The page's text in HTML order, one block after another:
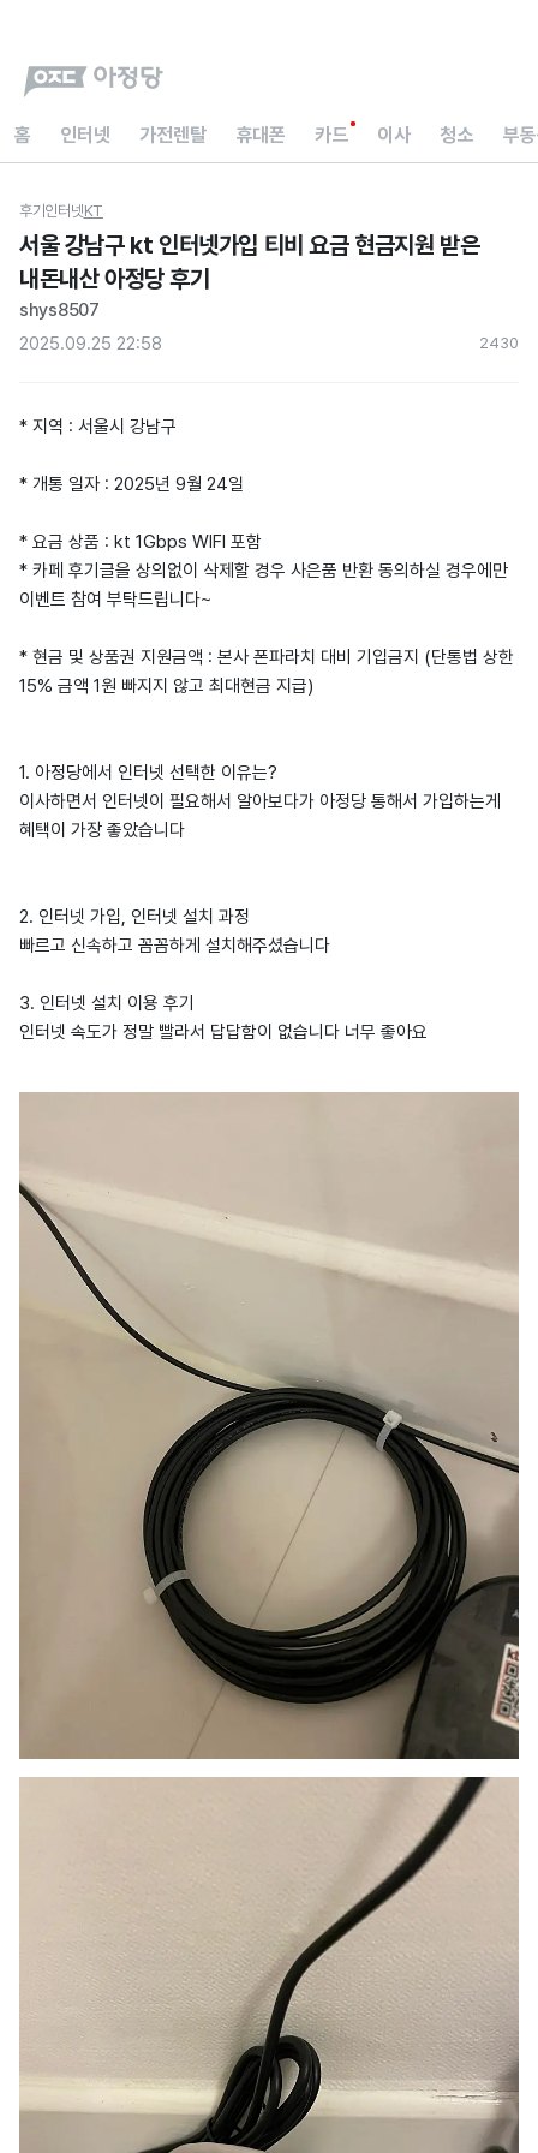
홈 인터넷 가전렌탈 휴대폰 카드 이사 청소 부
후기 인터넷KT
서울 강남구 kt 인터넷가입 티비 요금 현금지원 받은
내돈내산 아정당 후기
shys8507
2025.09.25 22:58
2430
* 지역 : 서울시 강남구
* 개통 일자 : 2025년 9월 24일
* 요금 상품 : kt 1Gbps WIFI 포함
* 카페 후기글을 상의없이 삭제할 경우 사은품 반환 동의하실 경우에만
이벤트 참여 부탁드립니다~
* 현금 및 상품권 지원금액 : 본사 폰파라치 대비 기입금지 (단통법 상한
15% 금액 1원 빠지지 않고 최대현금 지급)
1. 아정당에서 인터넷 선택한 이유는?
이사하면서 인터넷이 필요해서 알아보다가 아정당 통해서 가입하는게
혜택이 가장 좋았습니다
2. 인터넷 가입, 인터넷 설치 과정
빠르고 신속하고 꼼꼼하게 설치해주셨습니다
3. 인터넷 설치 이용 후기
인터넷 속도가 정말 빨라서 답답함이 없습니다 너무 좋아요